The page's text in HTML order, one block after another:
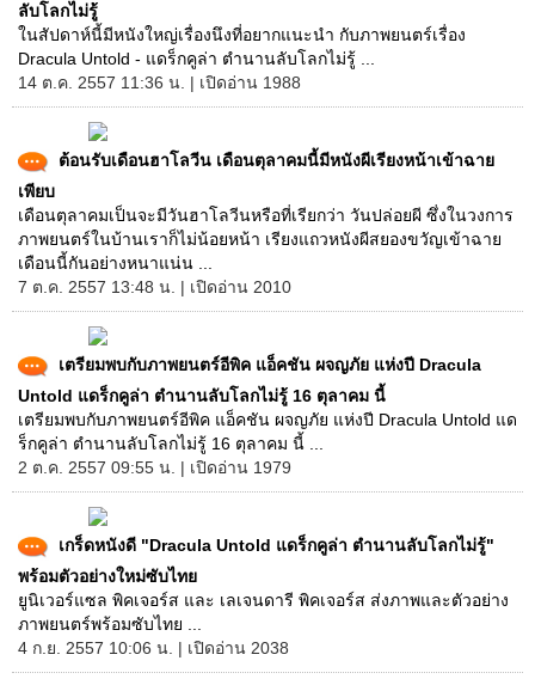
ลับโลกไม่รู้
ในสัปดาห์นี้มีหนังใหญ่เรื่องนึงที่อยากแนะนำ กับภาพยนตร์เรื่อง
Dracula Untold - แดร็กคูล่า ตำนานลับโลกไม่รู้ ...
14 ต.ค. 2557 11:36 น. | เปิดอ่าน 1988
ต้อนรับเดือนฮาโลวีน เดือนตุลาคมนี้มีหนังผีเรียงหน้าเข้าฉาย
เพียบ
เดือนตุลาคมเป็นจะมีวันฮาโลวีนหรือที่เรียกว่า วันปล่อยผี ซึ่งในวงการ
ภาพยนตร์ในบ้านเราก็ไม่น้อยหน้า เรียงแถวหนังผีสยองขวัญเข้าฉาย
เดือนนี้กันอย่างหนาแน่น ...
7 ต.ค. 2557 13:48 น. | เปิดอ่าน 2010
เตรียมพบกับภาพยนตร์อีพิค แอ็คชัน ผจญภัย แห่งปี Dracula
Untold แดร็กคูล่า ตำนานลับโลกไม่รู้ 16 ตุลาคม นี้
เตรียมพบกับภาพยนตร์อีพิค แอ็คชัน ผจญภัย แห่งปี Dracula Untold แด
ร็กคูล่า ตำนานลับโลกไม่รู้ 16 ตุลาคม นี้ ...
2 ต.ค. 2557 09:55 น. | เปิดอ่าน 1979
เกร็ดหนังดี "Dracula Untold แดร็กคูล่า ตำนานลับโลกไม่รู้"
พร้อมตัวอย่างใหม่ซับไทย
ยูนิเวอร์แซล พิคเจอร์ส และ เลเจนดารี พิคเจอร์ส ส่งภาพและตัวอย่าง
ภาพยนตร์พร้อมซับไทย ...
4 ก.ย. 2557 10:06 น. | เปิดอ่าน 2038